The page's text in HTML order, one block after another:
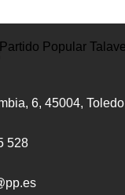
6, 45004, Toledo
528